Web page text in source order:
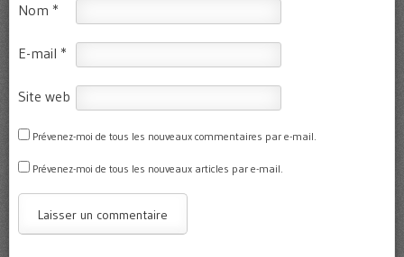
Nom *
E-mail *
Site web
Prévenez-moi de tous les nouveaux commentaires par e-mail.
Prévenez-moi de tous les nouveaux articles par e-mail.